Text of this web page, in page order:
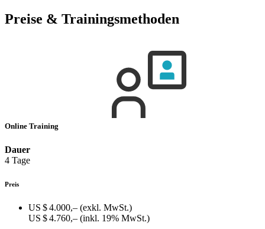
Preise & Trainingsmethoden
Online Training
Dauer
4 Tage
Preis
US $ 4.000,– (exkl. MwSt.)
US $ 4.760,– (inkl. 19% MwSt.)